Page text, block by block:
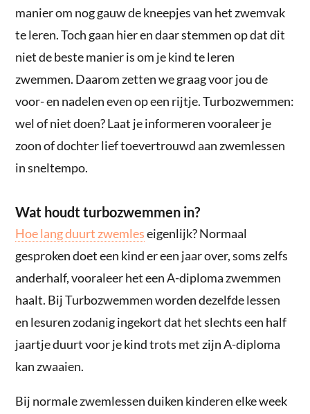
manier om nog gauw de kneepjes van het zwemvak
te leren. Toch gaan hier en daar stemmen op dat dit
niet de beste manier is om je kind te leren
zwemmen. Daarom zetten we graag voor jou de
voor- en nadelen even op een rijtje. Turbozwemmen:
wel of niet doen? Laat je informeren vooraleer je
zoon of dochter lief toevertrouwd aan zwemlessen
in sneltempo.
Wat houdt turbozwemmen in?
Hoe lang duurt zwemleseigenlijk? Normaal
gesproken doet een kind er een jaar over, soms zelfs
anderhalf, vooraleer het een A-diploma zwemmen
haalt. Bij Turbozwemmen worden dezelfde lessen
en lesuren zodanig ingekort dat het slechts een half
jaartje duurt voor je kind trots met zijn A-diploma
kan zwaaien.
Bij normale zwemlessen duiken kinderen elke week